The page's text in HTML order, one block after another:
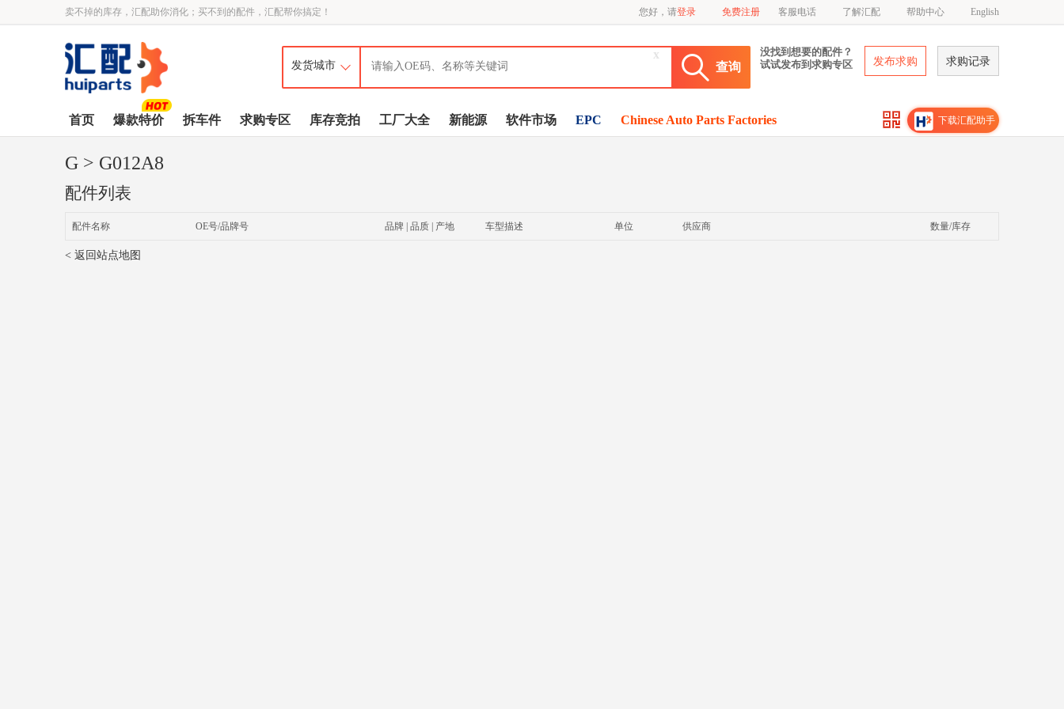
卖不掉的库存，汇配助你消化；买不到的配件，汇配帮你搞定！ 您好，请登录 免费注册 客服电话 了解汇配 帮助中心 English
查询
x
没找到想要的配件？
试试发布到求购专区
发布求购 求购记录
首页 爆款特价 拆车件 求购专区 库存竞拍 工厂大全 新能源 软件市场 EPC Chinese Auto Parts Factories 下载汇配助手
G > G012A8
配件列表
配件名称 OE号/品牌号 品牌 | 品质 | 产地 车型描述 单位 供应商 数量/库存
< 返回站点地图